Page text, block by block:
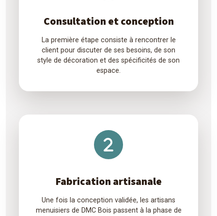
Consultation et conception
La première étape consiste à rencontrer le
client pour discuter de ses besoins, de son
style de décoration et des spécificités de son
espace.
Fabrication artisanale
Une fois la conception validée, les artisans
menuisiers de DMC Bois passent à la phase de